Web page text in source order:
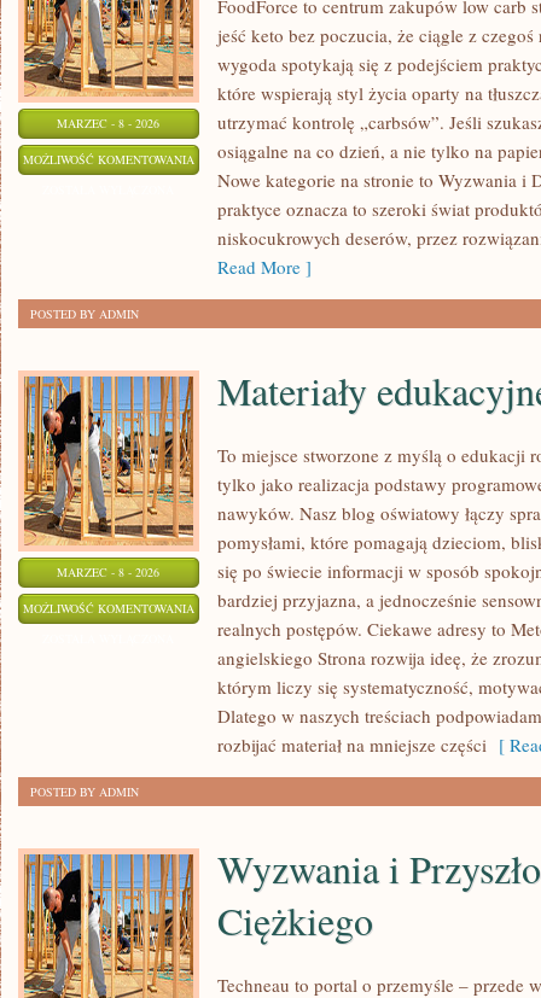
MARZEC - 8 - 2026
MOŻLIWOŚĆ KOMENTOWANIA KETO
FAKTY
MITY
FoodForce to centrum zakupów low carb
jeść keto bez poczucia, że ciągle z
wygoda spotykają się z podejściem
które wspierają styl życia oparty na
utrzymać kontrolę „carbsów”. Jeśli
osiągalne na co dzień, a nie tylko na
Nowe kategorie na stronie to Wyzwania i
praktyce oznacza to szeroki świat
niskocukrowych deserów, przez
Read More ]
POSTED BY ADMIN
MARZEC - 8 - 2026
MOŻLIWOŚĆ KOMENTOWANIA MATERIAŁY
EDUKACYJNE
Materiały
To miejsce stworzone z myślą o edukacji
tylko jako realizacja podstawy
nawyków. Nasz blog oświatowy łączy
pomysłami, które pomagają dzieciom,
się po świecie informacji w sposób
bardziej przyjazna, a jednocześnie
realnych postępów. Ciekawe adresy to
angielskiego Strona rozwija ideę, że
którym liczy się systematyczność,
Dlatego w naszych treściach
rozbijać materiał na mniejsze części [
POSTED BY ADMIN
Wyzwania i
Ciężkiego
Techneau to portal o przemyśle – przede